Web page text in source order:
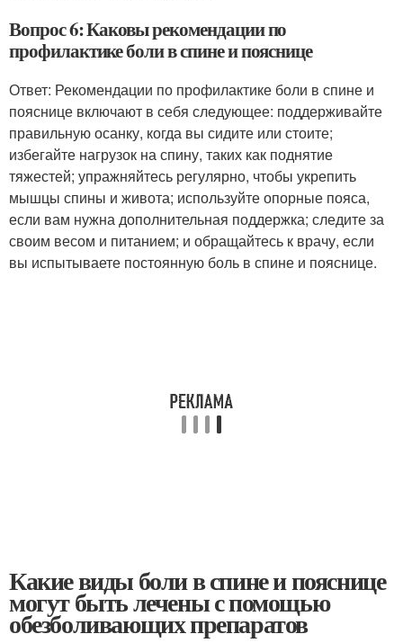
Вопрос 6: Каковы рекомендации по
профилактике боли в спине и пояснице
Ответ: Рекомендации по профилактике боли в спине и
пояснице включают в себя следующее: поддерживайте
правильную осанку, когда вы сидите или стоите;
избегайте нагрузок на спину, таких как поднятие
тяжестей; упражняйтесь регулярно, чтобы укрепить
мышцы спины и живота; используйте опорные пояса,
если вам нужна дополнительная поддержка; следите за
своим весом и питанием; и обращайтесь к врачу, если
вы испытываете постоянную боль в спине и пояснице.
Какие виды боли в спине и пояснице
могут быть лечены с помощью
обезболивающих препаратов